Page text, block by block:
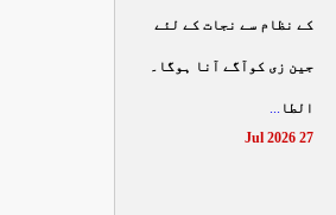
کے نظام سے نجات کے لئے
جین زی کوآگے آنا ہوگا۔
الطا ...
27 Jul 2026